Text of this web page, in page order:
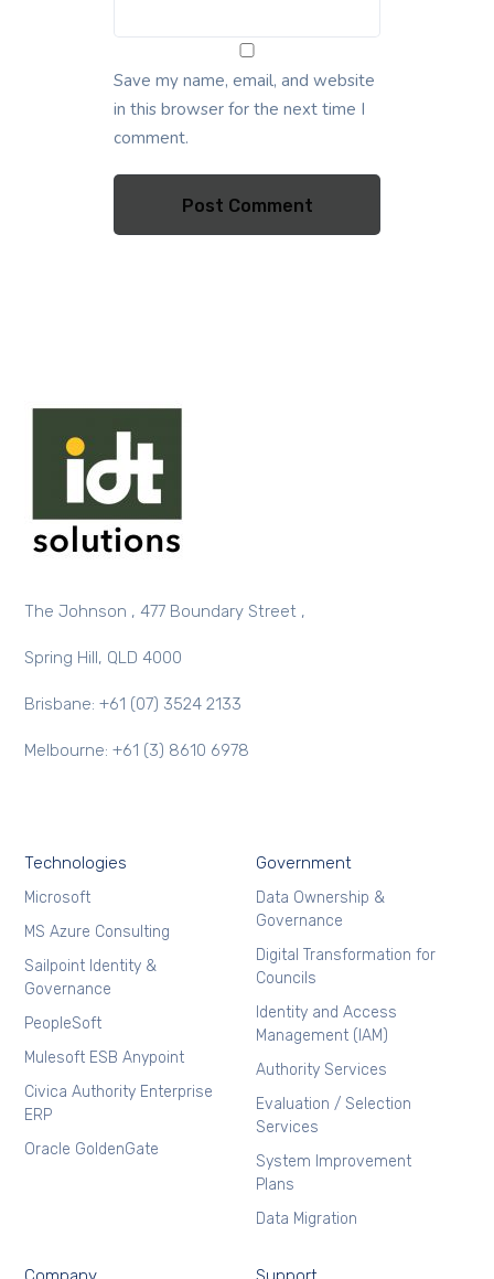
Save my name, email, and website
in this browser for the next time I
comment.
The Johnson , 477 Boundary Street ,
Spring Hill, QLD 4000
Brisbane: +61 (07) 3524 2133
Melbourne: +61 (3) 8610 6978
Technologies
Microsoft
MS Azure Consulting
Sailpoint Identity &
Governance
PeopleSoft
Mulesoft ESB Anypoint
Civica Authority Enterprise
ERP
Oracle GoldenGate
Government
Data Ownership &
Governance
Digital Transformation for
Councils
Identity and Access
Management (IAM)
Authority Services
Evaluation / Selection
Services
System Improvement
Plans
Data Migration